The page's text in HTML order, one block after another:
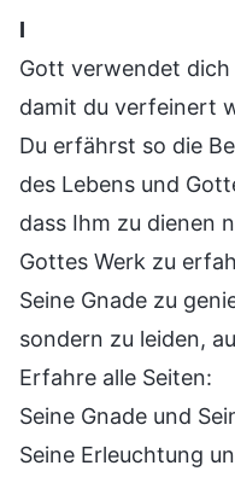
Ⅰ
Gott verwendet
damit du verfeinert
Du erfährst so die
des Lebens und
dass Ihm zu dienen
Gottes Werk zu
Seine Gnade zu
sondern zu leiden,
Erfahre alle Seiten:
Seine Gnade und
Seine Erleuchtung